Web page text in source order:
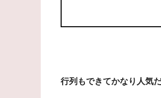
行列もできてかなり人気